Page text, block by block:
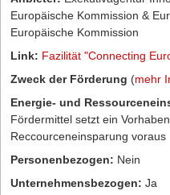
Europäische Kommission &
Europäische Kommission
Link: Fazilität "Connecting
Zweck der Förderung (mehr
Energie- und
Fördermittel setzt ein
Reccourceneinsparung voraus
Personenbezogen: Nein
Unternehmensbezogen: Ja